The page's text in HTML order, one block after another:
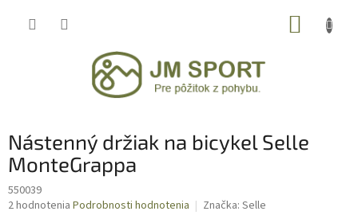
Nástenný držiak na bicykel Selle
MonteGrappa
550039
Priemerné
2 hodnotenia Podrobnosti hodnotenia Značka: Selle